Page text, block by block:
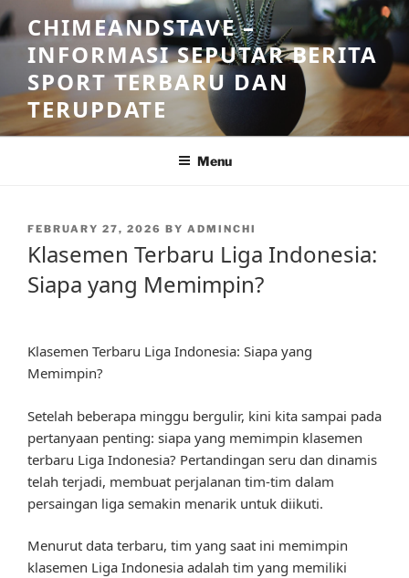
Skip
to
content
CHIMEANDSTAVE –
INFORMASI SEPUTAR BERITA
SPORT TERBARU DAN
TERUPDATE
Menu
POSTED
ON
FEBRUARY 27, 2026 BY ADMINCHI
Klasemen Terbaru Liga Indonesia:
Siapa yang Memimpin?
Klasemen Terbaru Liga Indonesia: Siapa yang
Memimpin?
Setelah beberapa minggu bergulir, kini kita sampai pada
pertanyaan penting: siapa yang memimpin klasemen
terbaru Liga Indonesia? Pertandingan seru dan dinamis
telah terjadi, membuat perjalanan tim-tim dalam
persaingan liga semakin menarik untuk diikuti.
Menurut data terbaru, tim yang saat ini memimpin
klasemen Liga Indonesia adalah tim yang memiliki